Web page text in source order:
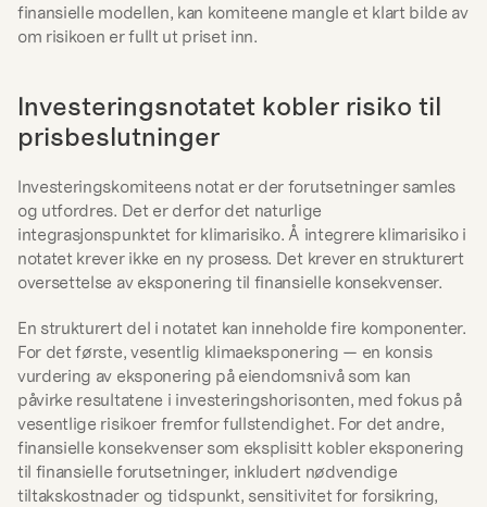
finansielle modellen, kan komiteene mangle et klart bilde av
om risikoen er fullt ut priset inn.
Investeringsnotatet kobler risiko til
prisbeslutninger
Investeringskomiteens notat er der forutsetninger samles
og utfordres. Det er derfor det naturlige
integrasjonspunktet for klimarisiko. Å integrere klimarisiko i
notatet krever ikke en ny prosess. Det krever en strukturert
oversettelse av eksponering til finansielle konsekvenser.
En strukturert del i notatet kan inneholde fire komponenter.
For det første, vesentlig klimaeksponering — en konsis
vurdering av eksponering på eiendomsnivå som kan
påvirke resultatene i investeringshorisonten, med fokus på
vesentlige risikoer fremfor fullstendighet. For det andre,
finansielle konsekvenser som eksplisitt kobler eksponering
til finansielle forutsetninger, inkludert nødvendige
tiltakskostnader og tidspunkt, sensitivitet for forsikring,